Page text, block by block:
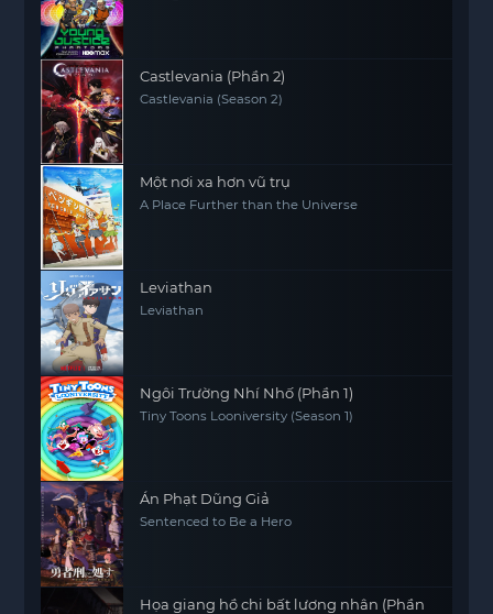
Castlevania (Phần 2)
Castlevania (Season 2)
Một nơi xa hơn vũ trụ
A Place Further than the Universe
Leviathan
Leviathan
Ngôi Trường Nhí Nhố (Phần 1)
Tiny Toons Looniversity (Season 1)
Án Phạt Dũng Giả
Sentenced to Be a Hero
Họa giang hồ chi bất lương nhân (Phần